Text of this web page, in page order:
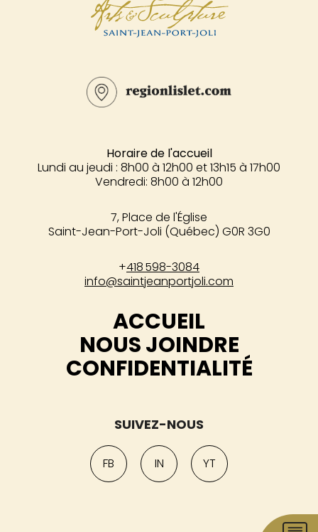
Horaire de l'accueil
Lundi au jeudi : 8h00 à 12h00 et 13h15 à 17h00
Vendredi: 8h00 à 12h00
7, Place de l'Église
Saint-Jean-Port-Joli (Québec) G0R 3G0
+418 598-3084
info@saintjeanportjoli.com
ACCUEIL
NOUS JOINDRE
CONFIDENTIALITÉ
SUIVEZ-NOUS
FB IN YT